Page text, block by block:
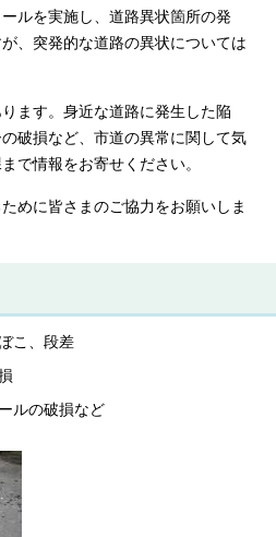
ルを実施し、道路異状箇所の発
、突発的な道路の異状については
ます。身近な道路に発生した陥
破損など、市道の異常に関して気
で情報をお寄せください。
めに皆さまのご協力をお願いしま
こ、段差
ルの破損など